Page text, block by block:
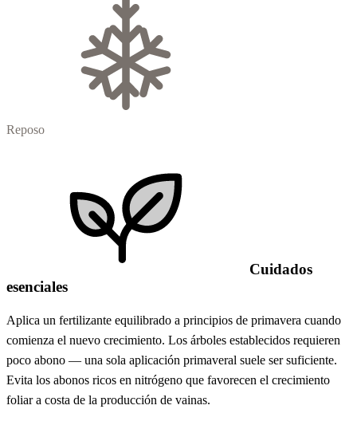
Reposo
Cuidados
esenciales
Aplica un fertilizante equilibrado a principios de primavera cuando
comienza el nuevo crecimiento. Los árboles establecidos requieren
poco abono — una sola aplicación primaveral suele ser suficiente.
Evita los abonos ricos en nitrógeno que favorecen el crecimiento
foliar a costa de la producción de vainas.